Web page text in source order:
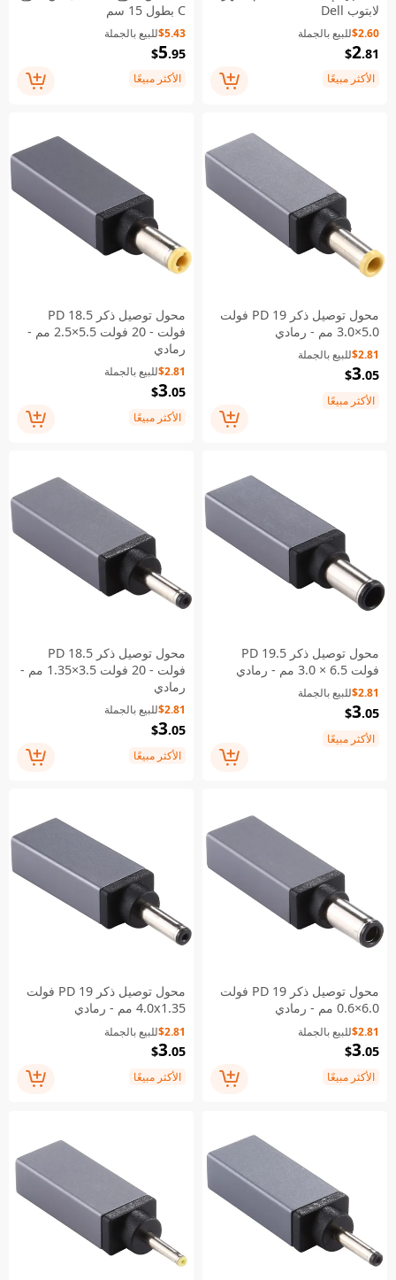
لابتوب Dell
$2.60للبيع بالجملة
$2.81
الأكثر مبيعًا
C بطول 15 سم
$5.43للبيع بالجملة
$5.95
الأكثر مبيعًا
محول توصيل ذكر PD 19 فولت
5.0×3.0 مم - رمادي
$2.81للبيع بالجملة
$3.05
الأكثر مبيعًا
محول توصيل ذكر PD 18.5
فولت - 20 فولت 5.5×2.5 مم -
رمادي
$2.81للبيع بالجملة
$3.05
الأكثر مبيعًا
محول توصيل ذكر PD 19.5
فولت 6.5 × 3.0 مم - رمادي
$2.81للبيع بالجملة
$3.05
الأكثر مبيعًا
محول توصيل ذكر PD 18.5
فولت - 20 فولت 3.5×1.35 مم -
رمادي
$2.81للبيع بالجملة
$3.05
الأكثر مبيعًا
محول توصيل ذكر PD 19 فولت
6.0×0.6 مم - رمادي
$2.81للبيع بالجملة
$3.05
الأكثر مبيعًا
محول توصيل ذكر PD 19 فولت
4.0x1.35 مم - رمادي
$2.81للبيع بالجملة
$3.05
الأكثر مبيعًا